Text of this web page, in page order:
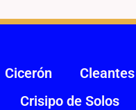
Cicerón
Cleantes
Crisipo de Solos